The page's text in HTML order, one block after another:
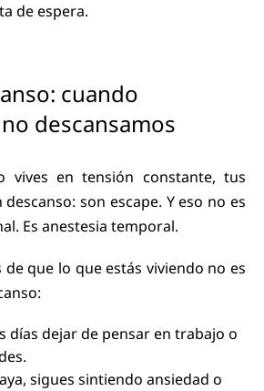
de espera.
cuando
descansamos
vives en tensión constante, tus
son escape. Y eso no es
Es anestesia temporal.
de que lo que estás viviendo no es
días dejar de pensar en trabajo o
sigues sintiendo ansiedad o